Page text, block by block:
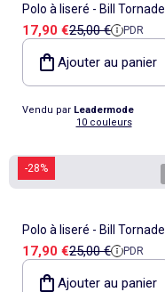
Polo à liseré - Bill Tornade
Prix de vente
17,90 €Prix de référence
25,00 € PDR
Ajouter au panier
Vendu par Leadermode
10 couleurs
-28%
Polo à liseré - Bill Tornade
Prix de vente
17,90 €Prix de référence
25,00 € PDR
Ajouter au panier